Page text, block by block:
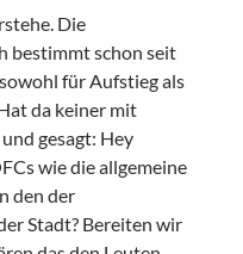
Die
bestimmt schon seit
für Aufstieg als
da keiner mit
gesagt: Hey
wie die allgemeine
den der
Stadt? Bereiten wir